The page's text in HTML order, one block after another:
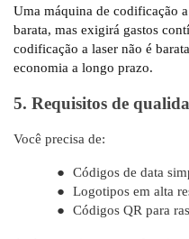
Uma máquina de codificação
barata, mas exigirá gastos
codificação a laser não é
economia a longo prazo.
5. Requisitos de
Você precisa de:
●
Códigos de data
●
Logotipos em alta
●
Códigos QR para